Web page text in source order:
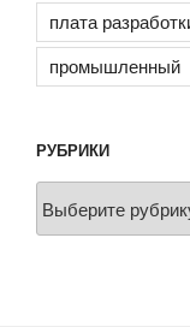
плата
промышленный
РУБРИКИ